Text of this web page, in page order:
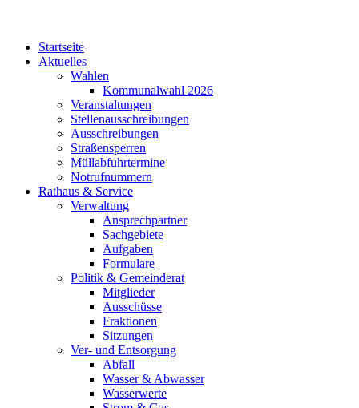
Startseite
Aktuelles
Wahlen
Kommunalwahl 2026
Veranstaltungen
Stellenausschreibungen
Ausschreibungen
Straßensperren
Müllabfuhrtermine
Notrufnummern
Rathaus & Service
Verwaltung
Ansprechpartner
Sachgebiete
Aufgaben
Formulare
Politik & Gemeinderat
Mitglieder
Ausschüsse
Fraktionen
Sitzungen
Ver- und Entsorgung
Abfall
Wasser & Abwasser
Wasserwerte